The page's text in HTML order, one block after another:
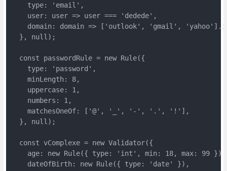
    type: 'email',
    user: user => user === 'dedede',
domain: domain => ['outlook', 'gmail',
  }, null);
  const passwordRule = new Rule({
    type: 'password',
    minLength: 8,
    uppercase: 1,
    numbers: 1,
    matchesOneOf: ['@', '_', '-', '.', '!'],
  }, null);
  const vComplexe = new Validator({
    age: new Rule({ type: 'int', min: 18, max: 99 }),
    dateOfBirth: new Rule({ type: 'date' }),